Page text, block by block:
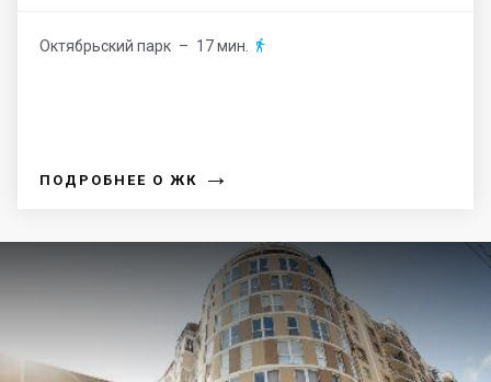
Октябрьский парк – 17 мин. 
ПОДРОБНЕЕ О ЖК →